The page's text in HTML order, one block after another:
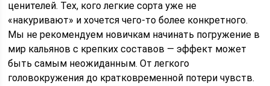
ценителей. Тех, кого легкие сорта уже не
«накуривают» и хочется чего-то более конкретного.
Мы не рекомендуем новичкам начинать погружение в
мир кальянов с крепких составов — эффект может
быть самым неожиданным. От легкого
головокружения до кратковременной потери чувств.